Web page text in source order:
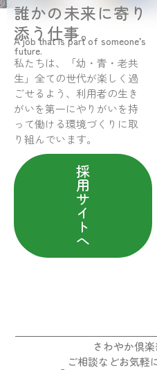
誰かの未来に寄り
添う仕事。
A job that is part of someone’s
future.
私たちは、「幼・青・老共
生」全ての世代が楽しく過
ごせるよう、利用者の生き
がいを第一にやりがいを持
って働ける環境づくりに取
り組んでいます。
採
用
サ
イ
ト
へ
さわやか倶
ご相談などお気軽